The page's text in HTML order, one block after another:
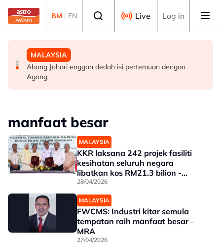
Skip to main content
BM | EN Live Log in
MALAYSIA
Perak teliti bantuan kepada lebih 1,200 pesawah
terjejas cuaca panas, bekalan air
MALAYSIA
Polis siasat pemilik, motif bagasi disyaki mengandungi
bahan letupan
MALAYSIA
Abang Johari enggan dedah isi pertemuan dengan
Agong
manfaat besar
MALAYSIA
KKR laksana 242 projek fasiliti
kesihatan seluruh negara
libatkan kos RM21.3 bilion -
Ahmad Maslan
28/04/2026
MALAYSIA
FWCMS: Industri kitar semula
tempatan raih manfaat besar –
MRA
27/04/2026